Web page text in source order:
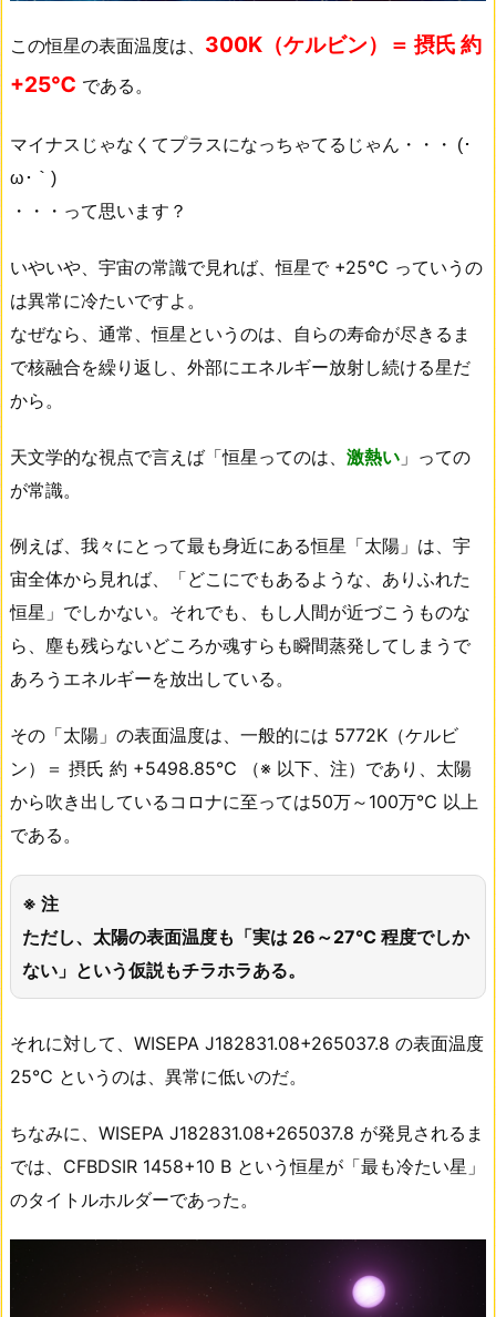
この恒星の表面温度は、 300K（ケルビン）＝ 摂氏 約
+25℃ である。
マイナスじゃなくてプラスになっちゃてるじゃん・・・
(･
ω･｀)
・・・って思います？
いやいや、宇宙の常識で見れば、恒星で +25℃ っていうの
は異常に冷たいですよ。
なぜなら、通常、恒星というのは、自らの寿命が尽きるま
で核融合を繰り返し、外部にエネルギー放射し続ける星だ
から。
天文学的な視点で言えば「恒星ってのは、 激熱い 」っての
が常識。
例えば、我々にとって最も身近にある恒星「太陽」は、宇
宙全体から見れば、「どこにでもあるような、ありふれた
恒星」でしかない。それでも、もし人間が近づこうものな
ら、塵も残らないどころか魂すらも瞬間蒸発してしまうで
あろうエネルギーを放出している。
その「太陽」の表面温度は、一般的には 5772K（ケルビ
ン）＝ 摂氏 約 +5498.85℃ （※ 以下、注）であり、太陽
から吹き出しているコロナに至っては50万～100万℃ 以上
である。
※ 注
ただし、太陽の表面温度も「実は 26～27℃ 程度でしか
ない」という仮説もチラホラある。
それに対して、WISEPA J182831.08+265037.8 の表面温度
25℃ というのは、異常に低いのだ。
ちなみに、WISEPA J182831.08+265037.8 が発見されるま
では、CFBDSIR 1458+10 B という恒星が「最も冷たい星」
のタイトルホルダーであった。